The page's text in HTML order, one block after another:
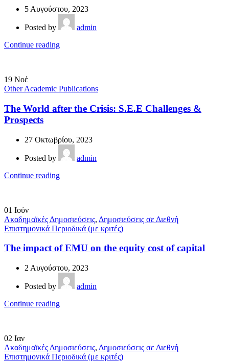
5 Αυγούστου, 2023
Posted by
admin
Continue reading
19 Νοέ
Other Academic Publications
The World after the Crisis: S.E.E Challenges &
Prospects
27 Οκτωβρίου, 2023
Posted by
admin
Continue reading
01 Ιούν
Ακαδημαϊκές Δημοσιεύσεις, Δημοσιεύσεις σε Διεθνή
Επιστημονικά Περιοδικά (με κριτές)
The impact of EMU on the equity cost of capital
2 Αυγούστου, 2023
Posted by
admin
Continue reading
02 Ιαν
Ακαδημαϊκές Δημοσιεύσεις, Δημοσιεύσεις σε Διεθνή
Επιστημονικά Περιοδικά (με κριτές)